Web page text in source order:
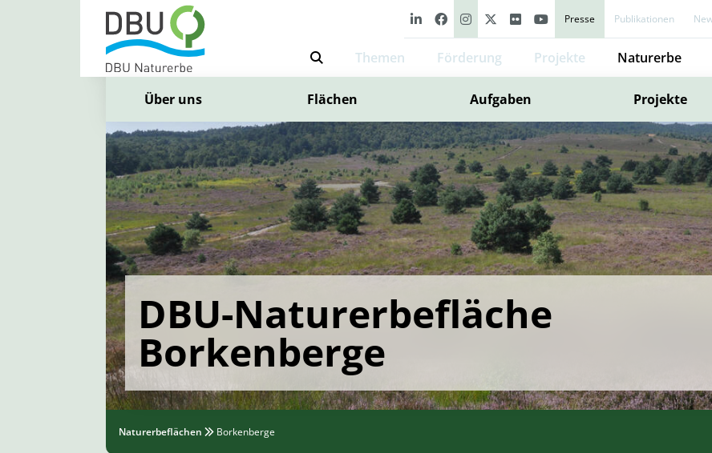
Presse Publikationen
Themen Förderung Projekte Naturerbe
Über uns Flächen Aufgaben Projekte
DBU-Naturerbefläche
Borkenberge
Naturerbeflächen Borkenberge